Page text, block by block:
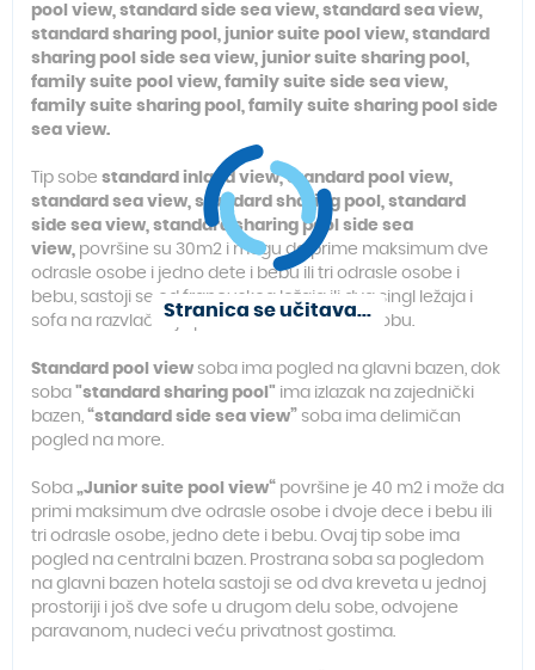
pool view, standard side sea view, standard sea view,
standard sharing pool, junior suite pool view, standard
sharing pool side sea view, junior suite sharing pool,
family suite pool view, family suite side sea view,
family suite sharing pool, family suite sharing pool side
sea view.
Tip sobe standard inland view, standard pool view,
standard sea view, standard sharing pool, standard
side sea view, standard sharing pool side sea
view, površine su 30m2 i mogu da prime maksimum dve
odrasle osobe i jedno dete i bebu ili tri odrasle osobe i
bebu, sastoji se od francuskog ležaja ili dva singl ležaja i
sofa na razvlačenje predviđene za treću osobu.
Standard pool view soba ima pogled na glavni bazen, dok
soba "standard sharing pool" ima izlazak na zajednički
bazen, “standard side sea view” soba ima delimičan
pogled na more.
Soba „Junior suite pool view“ površine je 40 m2 i može da
primi maksimum dve odrasle osobe i dvoje dece i bebu ili
tri odrasle osobe, jedno dete i bebu. Ovaj tip sobe ima
pogled na centralni bazen. Prostrana soba sa pogledom
na glavni bazen hotela sastoji se od dva kreveta u jednoj
prostoriji i još dve sofe u drugom delu sobe, odvojene
paravanom, nudeci veću privatnost gostima.
Stranica se učitava...